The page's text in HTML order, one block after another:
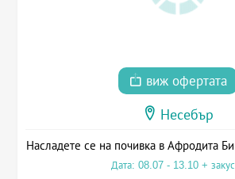
виж офертата
Несебър
Насладете се на почивка в Афродита
Дата: 08.07 - 13.10 +